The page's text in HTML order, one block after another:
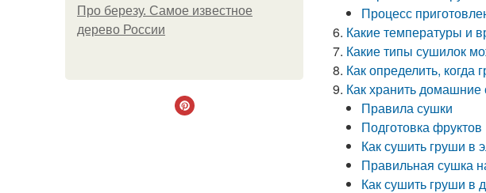
Про березу. Самое известное
дерево России
Процесс
Какие температуры и
Какие типы сушилок
Как определить,
Как хранить домашние
Правила сушки
Подготовка фруктов
Как сушить груши в
Правильная сушка
Как сушить груши в